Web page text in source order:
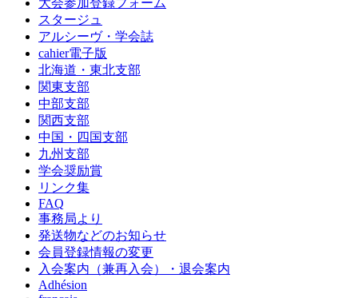
大会参加登録フォーム
スタージュ
アルシーヴ・学会誌
cahier電子版
北海道・東北支部
関東支部
中部支部
関西支部
中国・四国支部
九州支部
学会奨励賞
リンク集
FAQ
事務局より
発送物などのお知らせ
会員登録情報の変更
入会案内（兼再入会）・退会案内
Adhésion